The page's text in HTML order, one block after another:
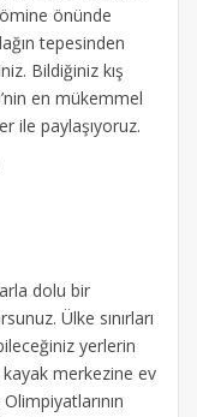
önünde
tepesinden
Bildiğiniz kış
en mükemmel
ile paylaşıyoruz.
dolu bir
Ülke sınırları
yerlerin
kayak merkezine ev